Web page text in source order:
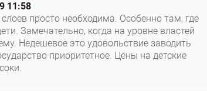
11:58
просто необходима. Особенно там, где
Замечательно, когда на уровне властей
Недешевое это удовольствие заводить
приоритетное. Цены на детские